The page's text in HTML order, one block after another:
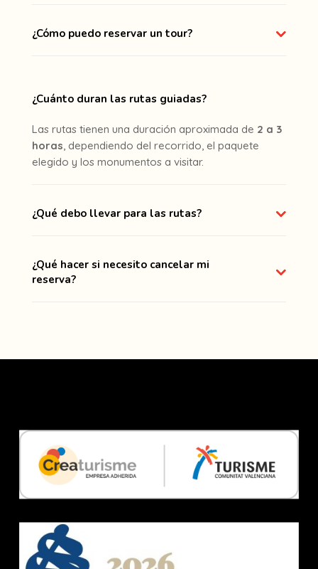
¿Cómo puedo reservar un tour?
¿Cuánto duran las rutas guiadas?
Las rutas tienen una duración aproximada de 2 a 3
horas, dependiendo del recorrido, el paquete
elegido y los monumentos a visitar.
¿Qué debo llevar para las rutas?
¿Qué hacer si necesito cancelar mi
reserva?